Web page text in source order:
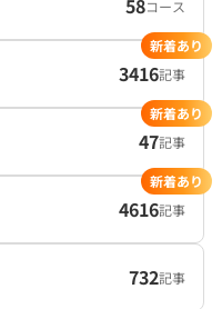
58コース
3416記事
新着あり
47記事
新着あり
4616記事
新着あり
732記事